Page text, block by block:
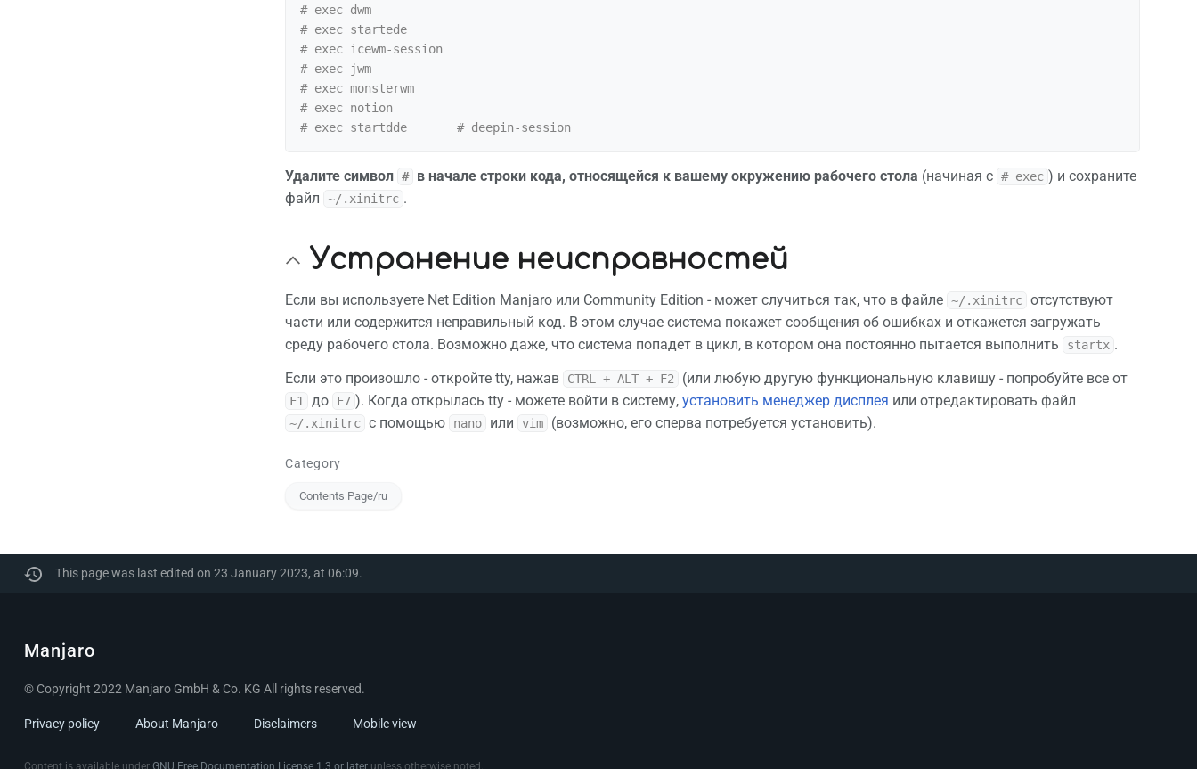
# exec dwm
# exec startede
# exec icewm-session
# exec jwm
# exec monsterwm
# exec notion
Удалите символ # в начале строки кода, относящейся к вашему окружению рабочего стола (начиная с # exec ) и сохраните
файл
~/.xinitrc .
Устранение неисправностей
Если вы используете Net Edition Manjaro или Community Edition - может случиться так, что в файле ~/.xinitrc отсутствуют
части или содержится неправильный код. В этом случае система покажет сообщения об ошибках и откажется загружать
среду рабочего стола. Возможно даже, что система попадет в цикл, в котором она постоянно пытается выполнить
startx .
Если это произошло - откройте tty, нажав
CTRL + ALT + F2 (или любую другую функциональную клавишу - попробуйте все от
F1 до F7 ). Когда открылась tty - можете войти в систему, установить менеджер дисплея или отредактировать файл
~/.xinitrc с помощью nano или vim (возможно, его сперва потребуется установить).
Category
Contents Page/ru
This page was last edited on 23 January 2023, at 06:09.
Manjaro
© Copyright 2022 Manjaro GmbH & Co. KG All rights reserved.
Privacy policy About Manjaro Disclaimers Mobile view
Content is available under GNU Free Documentation License 1.3 or later unless otherwise noted.